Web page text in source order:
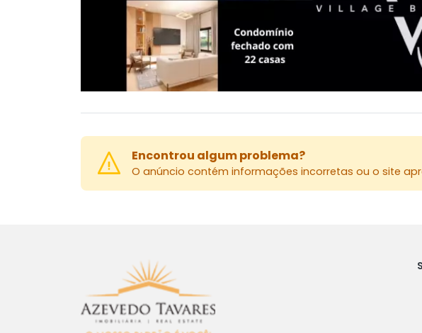
Encontrou algum problema?
O anúncio contém informações incorretas ou o site